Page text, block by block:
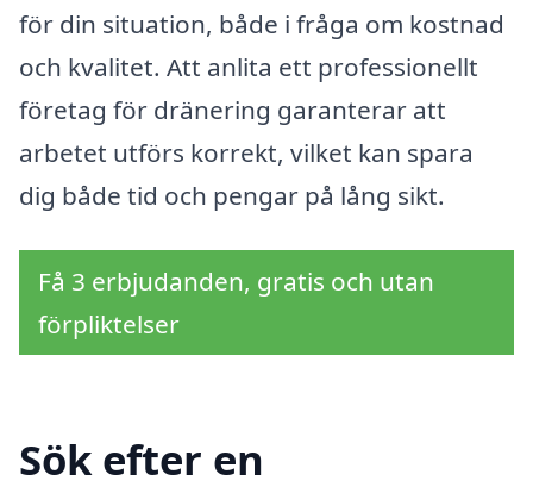
för din situation, både i fråga om kostnad
och kvalitet. Att anlita ett professionellt
företag för dränering garanterar att
arbetet utförs korrekt, vilket kan spara
dig både tid och pengar på lång sikt.
Få 3 erbjudanden, gratis och utan
förpliktelser
Sök efter en